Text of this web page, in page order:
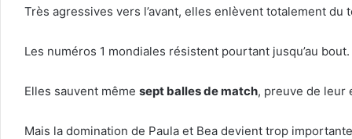
Très agressives vers l’avant, elles enlèvent totalement
Les numéros 1 mondiales résistent pourtant jusqu’au bout.
Elles sauvent même sept balles de match, preuve de leur
Mais la domination de Paula et Bea devient trop